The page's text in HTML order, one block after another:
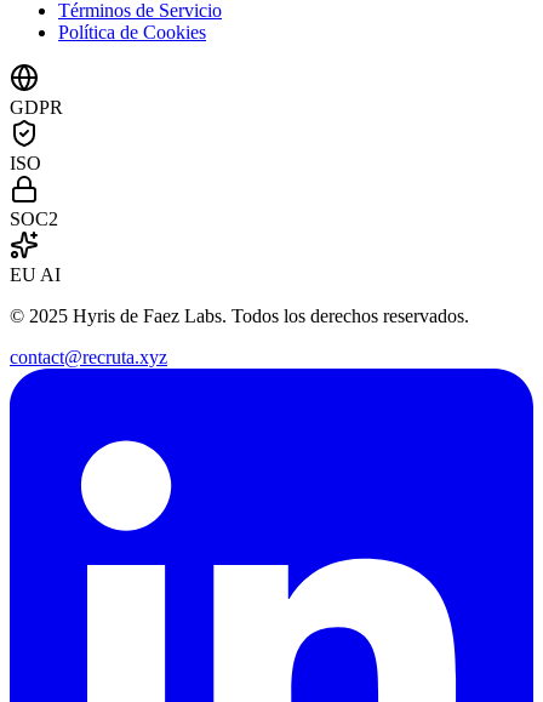
Términos de Servicio
Política de Cookies
GDPR
ISO
SOC2
EU AI
© 2025 Hyris de Faez Labs. Todos los derechos reservados.
contact@recruta.xyz